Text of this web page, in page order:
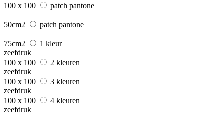
100 x 100 patch pantone
50cm2 patch pantone
75cm2
1 kleur
zeefdruk
100 x 100
2 kleuren
zeefdruk
100 x 100
3 kleuren
zeefdruk
100 x 100
4 kleuren
zeefdruk